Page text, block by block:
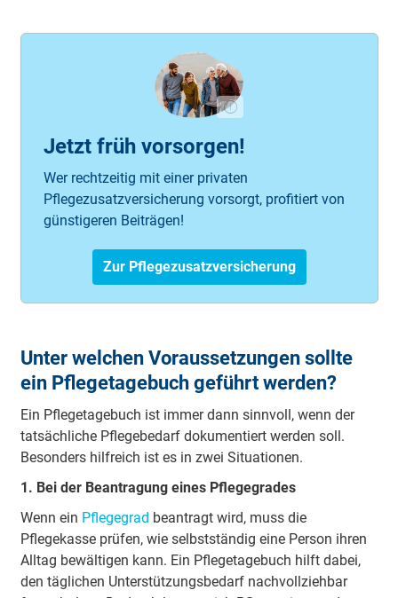
Jetzt früh vorsorgen!
Wer rechtzeitig mit einer privaten
Pflegezusatzversicherung vorsorgt, profitiert von
günstigeren Beiträgen!
Zur Pflegezusatzversicherung
Unter welchen Voraussetzungen sollte
ein Pflegetagebuch geführt werden?
Ein Pflegetagebuch ist immer dann sinnvoll, wenn der
tatsächliche Pflegebedarf dokumentiert werden soll.
Besonders hilfreich ist es in zwei Situationen.
1. Bei der Beantragung eines Pflegegrades
Wenn ein Pflegegrad beantragt wird, muss die
Pflegekasse prüfen, wie selbstständig eine Person ihren
Alltag bewältigen kann. Ein Pflegetagebuch hilft dabei,
den täglichen Unterstützungsbedarf nachvollziehbar